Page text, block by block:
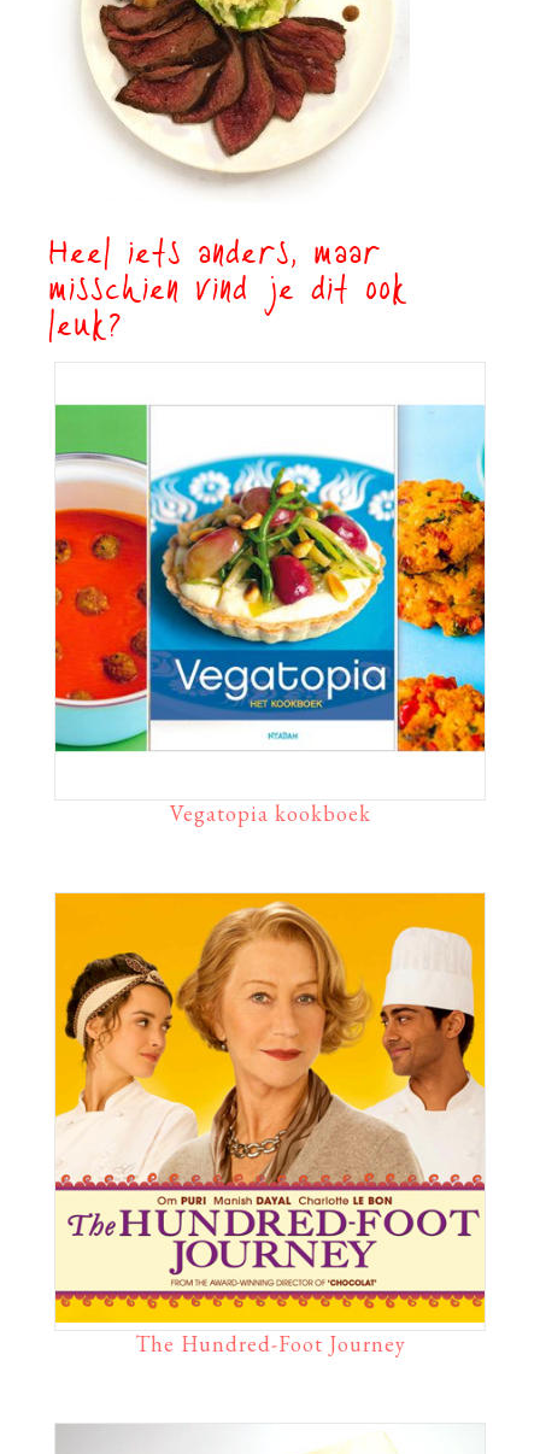
Heel iets anders, maar
misschien vind je dit ook
leuk?
Vegatopia kookboek
The Hundred-Foot Journey